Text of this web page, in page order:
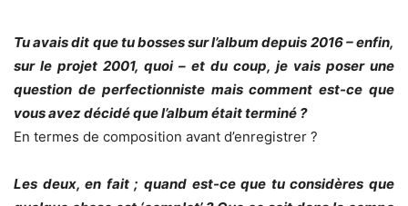
Tu avais dit que tu bosses sur l’album depuis 2016 – enfin,
sur le projet 2001, quoi – et du coup, je vais poser une
question de perfectionniste mais comment est-ce que
vous avez décidé que l’album était terminé ?
En termes de composition avant d’enregistrer ?
Les deux, en fait ; quand est-ce que tu considères que